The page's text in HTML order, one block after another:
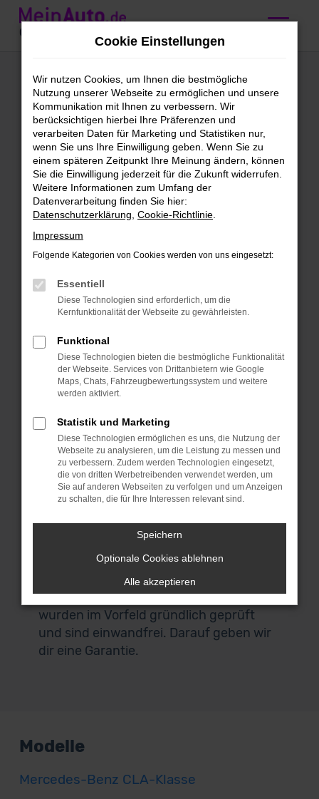
Zum
Hauptinhalt
Mercedes-Benz
Gebrauchtwagen
kaufen mit
Lieferservice nach
Würzburg
Gebrauchtwagen – Qualität für
Würzburg
Mercedes-Benz Gebrauchtwagen sind
unser täglich Brot. Wir bieten dir eine
lassen dich sprichwörtlich „aus dem
Vollen schöpfen“. Hinzu kommt, dass wir
für dich die Lieferung direkt nach
Würzburg oder einen anderen Ort,
irgendwo in Deutschland, übernehmen.
Wir lassen bei Mercedes-Benz
Gebrauchtwagen Argumente sprechen
und überzeugen durch Qualität. All
unsere Fahrzeuge für deine Mobilität in
Würzburg stammen aus erster Hand und
hatten entsprechend nur einen
Vorbesitzer. Es handelt sich um
einheimische Fahrzeuge und keine EU-
Importe und vor allem: unsere
Mercedes-Benz Gebrauchtwagen
wurden im Vorfeld gründlich geprüft
und sind einwandfrei. Darauf geben wir
dir eine Garantie.
Modelle
Mercedes-Benz CLA-Klasse
Cookie Einstellungen
Wir nutzen Cookies, um Ihnen die bestmögliche
Nutzung unserer Webseite zu ermöglichen und unsere
Kommunikation mit Ihnen zu verbessern. Wir
berücksichtigen hierbei Ihre Präferenzen und
verarbeiten Daten für Marketing und Statistiken nur,
wenn Sie uns Ihre Einwilligung geben. Wenn Sie zu
einem späteren Zeitpunkt Ihre Meinung ändern, können
Sie die Einwilligung jederzeit für die Zukunft widerrufen.
Weitere Informationen zum Umfang der
Datenverarbeitung finden Sie hier:
Datenschutzerklärung Cookie-Richtlinie
Impressum
Folgende Kategorien von Cookies werden von uns eingesetzt:
Essentiell
Diese Technologien sind erforderlich, um die
Kernfunktionalität der Webseite zu gewährleisten.
Funktional
Diese Technologien bieten die bestmögliche Funktionalität
der Webseite. Services von Drittanbietern wie Google
Maps, Chats, Fahrzeugbewertungssystem und weitere
werden aktiviert.
Statistik und Marketing
Diese Technologien ermöglichen es uns, die Nutzung der
Webseite zu analysieren, um die Leistung zu messen und
zu verbessern. Zudem werden Technologien eingesetzt,
die von dritten Werbetreibenden verwendet werden, um
Sie auf anderen Webseiten zu verfolgen und um Anzeigen
zu schalten, die für Ihre Interessen relevant sind.
Speichern
Optionale Cookies ablehnen
Alle akzeptieren